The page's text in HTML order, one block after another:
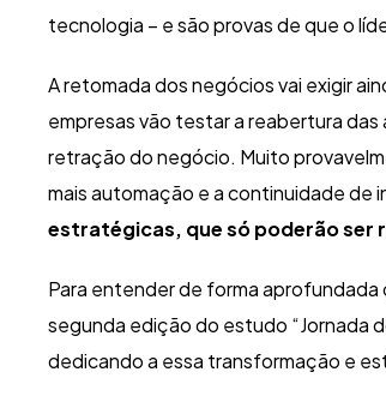
tecnologia – e são provas de que o
A retomada dos negócios vai exigir
empresas vão testar a reabertura
retração do negócio. Muito
mais automação e a continuidade de
estratégicas, que só poderão ser
Para entender de forma aprofundada
segunda edição do estudo “Jornada
dedicando a essa transformação e